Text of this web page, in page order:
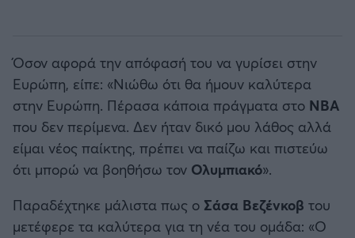
Όσον αφορά την απόφασή του να γυρίσει στην
Ευρώπη, είπε: «Νιώθω ότι θα ήμουν καλύτερα
στην Ευρώπη. Πέρασα κάποια πράγματα στο ΝΒΑ
που δεν περίμενα. Δεν ήταν δικό μου λάθος αλλά
είμαι νέος παίκτης, πρέπει να παίζω και πιστεύω
ότι μπορώ να βοηθήσω τον Ολυμπιακό».
Παραδέχτηκε μάλιστα πως ο Σάσα Βεζένκοβ του
μετέφερε τα καλύτερα για τη νέα του ομάδα: «Ο